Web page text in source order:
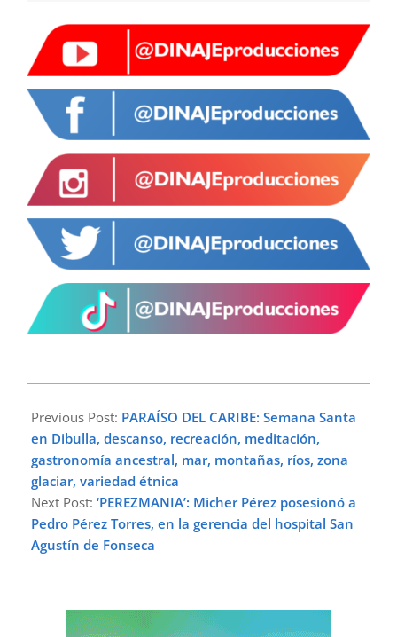
03-
26
Previous Post: PARAÍSO DEL CARIBE: Semana Santa
en Dibulla, descanso, recreación, meditación,
gastronomía ancestral, mar, montañas, ríos, zona
glaciar, variedad étnica
Next Post: ‘PEREZMANIA’: Micher Pérez posesionó a
Pedro Pérez Torres, en la gerencia del hospital San
Agustín de Fonseca